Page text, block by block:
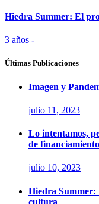
Hiedra Summer: El
3 años -
Últimas Publicaciones
Imagen y
julio 11, 2023
Lo intentamos,
de
julio 10, 2023
Hiedra Summer:
cultura